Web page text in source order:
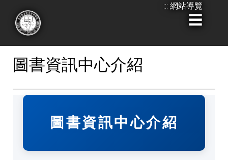
跳到主要內容 ::: 網站導覽
圖書資訊中心介紹
圖書資訊中心介紹